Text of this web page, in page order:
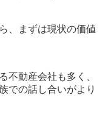
、まずは現状の価値
不動産会社も多く、
での話し合いがより